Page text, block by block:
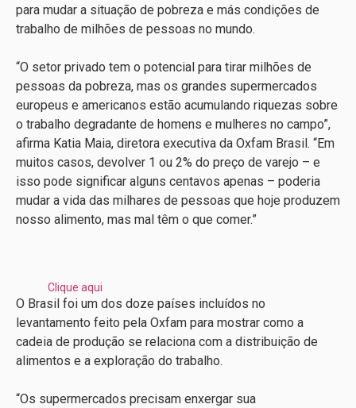
para mudar a situação de pobreza e más condições de
trabalho de milhões de pessoas no mundo.
“O setor privado tem o potencial para tirar milhões de
pessoas da pobreza, mas os grandes supermercados
europeus e americanos estão acumulando riquezas sobre
o trabalho degradante de homens e mulheres no campo”,
afirma Katia Maia, diretora executiva da Oxfam Brasil. “Em
muitos casos, devolver 1 ou 2% do preço de varejo – e
isso pode significar alguns centavos apenas – poderia
mudar a vida das milhares de pessoas que hoje produzem
nosso alimento, mas mal têm o que comer.”
Clique aqui
O Brasil foi um dos doze países incluídos no
levantamento feito pela Oxfam para mostrar como a
cadeia de produção se relaciona com a distribuição de
alimentos e a exploração do trabalho.
“Os supermercados precisam enxergar sua